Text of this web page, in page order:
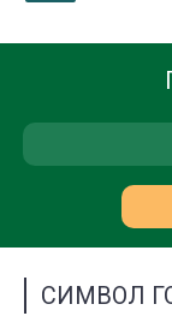
СИМВОЛ